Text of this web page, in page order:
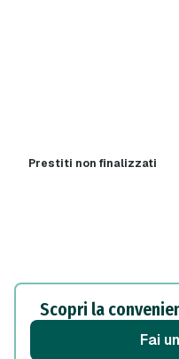
Prestiti non finalizzati
Scopri la
Fai